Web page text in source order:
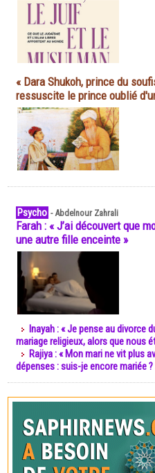
« Dara Shukoh, prince du
ressuscite le prince oublié
Psycho -Abdelnour Zahrali
Farah : « J’ai découvert que
une autre fille enceinte »
Inayah : « Je pense au divorce
mariage religieux, alors que nous
Rajiya : « Mon mari ne vit plus
dépenses : suis-je encore mariée ?